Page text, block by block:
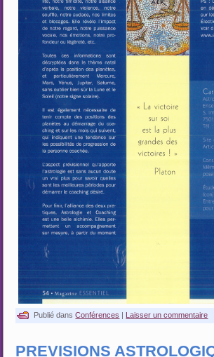
Publié dans Conférences | Laisser un commentaire
PREVISIONS